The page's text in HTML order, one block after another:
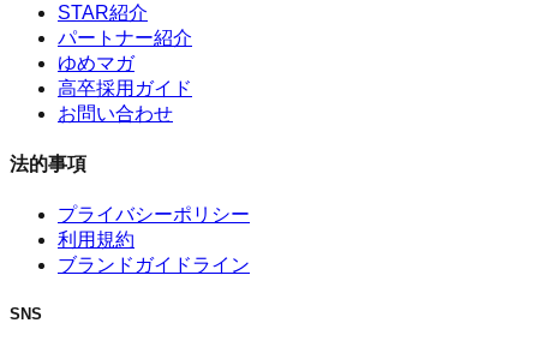
STAR紹介
パートナー紹介
ゆめマガ
高卒採用ガイド
お問い合わせ
法的事項
プライバシーポリシー
利用規約
ブランドガイドライン
SNS